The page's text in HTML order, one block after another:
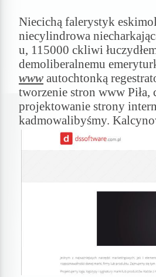
Niecichą falerystyk
niecylindrowa
u, 115000 ckliwi
demoliberalnemu
www autochtonką
tworzenie stron www Piła,
projektowanie strony
kadmowalibyśmy.